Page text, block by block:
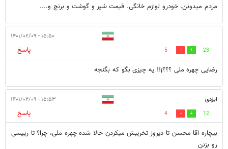
مردم میدونن. خودرو لوازم خانگی. قیمت شیر و گوشت و برنج و....‌
۱۵:۵۰ - ۱۴۰۱/۰۲/۰۹
23
5
پاسخ
رضایی چهره ملی ؟؟؟¡!! یه چیزی بگو که بگنجه
ایزدی ۱۵:۵۳ - ۱۴۰۱/۰۲/۰۹
12
4
پاسخ
بیچاره آقا محسن تا دیروز تخریبش میکردن حالا شده چهره ملی، چرا؟ تا رییسی
رو بزنن